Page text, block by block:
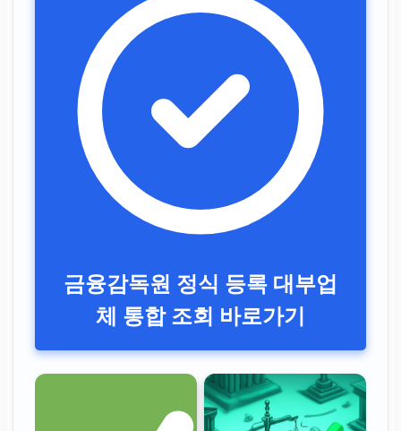
대출 심사에 필요 없는
통장, 공인인증서, 휴대
등을 요구하며
불법 행위에 가담하도
록 유도합니다.
금융감독원 정식 등록 대부업
체 통합 조회 바로가기